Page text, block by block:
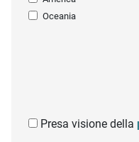
Oceania
Presa visione della